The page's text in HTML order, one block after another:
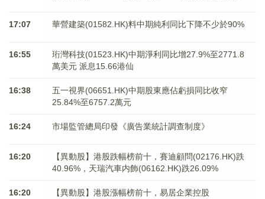
17:07 華營建築(01582.HK)料中期純利同比下降不少於90%
16:55
珩灣科技(01523.HK)中期淨利同比增27.9%至2771.8
萬美元 派息15.66港仙
16:38
五一視界(06651.HK)中期股東應佔虧損同比收窄
25.84%至6757.2萬元
16:24 市場監管總局印發《廣告業統計調查制度》
16:20
【異動股】港股跌幅榜前十，賽迪顧問(02176.HK)跌
40.96%，天瑞汽車内飾(06162.HK)跌26.09%
16:20
【異動股】港股漲幅榜前十，易居企業控股